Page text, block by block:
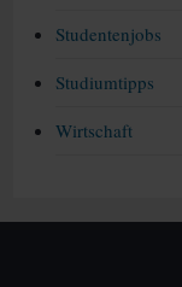
Studentenjobs
Studiumtipps
Wirtschaft